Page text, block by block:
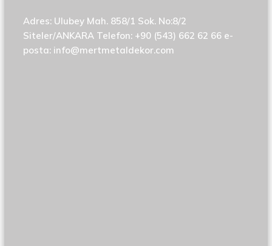
Adres: Ulubey Mah. 858/1 Sok. No:8/2
Siteler/ANKARA Telefon: +90 (543) 662 62 66 e-
posta: info@mertmetaldekor.com